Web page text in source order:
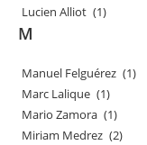
Lucien Alliot (1)
M
Manuel Felguérez (1)
Marc Lalique (1)
Mario Zamora (1)
Miriam Medrez (2)